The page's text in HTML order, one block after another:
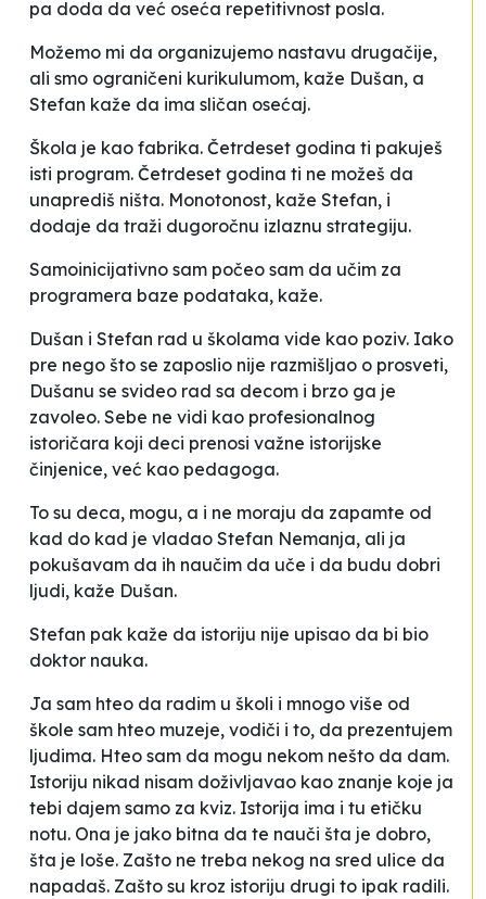
pa doda da već oseća repetitivnost posla.
Možemo mi da organizujemo nastavu drugačije,
ali smo ograničeni kurikulumom, kaže Dušan, a
Stefan kaže da ima sličan osećaj.
Škola je kao fabrika. Četrdeset godina ti pakuješ
isti program. Četrdeset godina ti ne možeš da
unaprediš ništa. Monotonost, kaže Stefan, i
dodaje da traži dugoročnu izlaznu strategiju.
Samoinicijativno sam počeo sam da učim za
programera baze podataka, kaže.
Dušan i Stefan rad u školama vide kao poziv. Iako
pre nego što se zaposlio nije razmišljao o prosveti,
Dušanu se svideo rad sa decom i brzo ga je
zavoleo. Sebe ne vidi kao profesionalnog
istoričara koji deci prenosi važne istorijske
činjenice, već kao pedagoga.
To su deca, mogu, a i ne moraju da zapamte od
kad do kad je vladao Stefan Nemanja, ali ja
pokušavam da ih naučim da uče i da budu dobri
ljudi, kaže Dušan.
Stefan pak kaže da istoriju nije upisao da bi bio
doktor nauka.
Ja sam hteo da radim u školi i mnogo više od
škole sam hteo muzeje, vodiči i to, da prezentujem
ljudima. Hteo sam da mogu nekom nešto da dam.
Istoriju nikad nisam doživljavao kao znanje koje ja
tebi dajem samo za kviz. Istorija ima i tu etičku
notu. Ona je jako bitna da te nauči šta je dobro,
šta je loše. Zašto ne treba nekog na sred ulice da
napadaš. Zašto su kroz istoriju drugi to ipak radili.